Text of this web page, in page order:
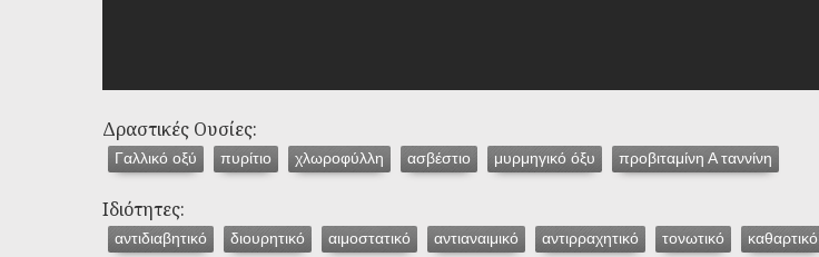
Δραστικές Ουσίες:
Γαλλικό οξύ πυρίτιο χλωροφύλλη ασβέστιο μυρμηγικό όξυ προβιταμίνη Α ταννίνη
Ιδιότητες:
αντιδιαβητικό διουρητικό αιμοστατικό αντιαναιμικό αντιρραχητικό τονωτικό καθαρτικό